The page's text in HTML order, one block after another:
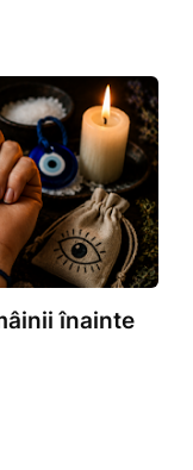
înainte